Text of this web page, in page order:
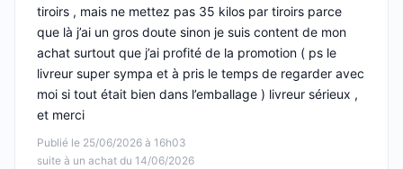
Publié le 25/06/2026 à 16h03
suite à un achat du 14/06/2026
tiroirs , mais ne mettez pas 35 kilos par tiroirs parce
que là j’ai un gros doute sinon je suis content de mon
achat surtout que j’ai profité de la promotion ( ps le
livreur super sympa et à pris le temps de regarder avec
moi si tout était bien dans l’emballage ) livreur sérieux ,
et merci